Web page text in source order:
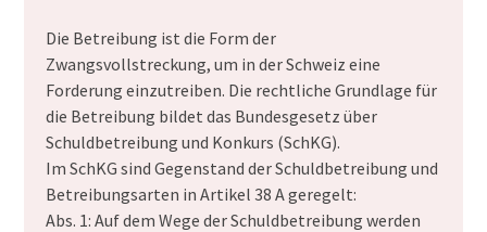
Die Betreibung ist die Form der
Zwangsvollstreckung, um in der Schweiz eine
Forderung einzutreiben. Die rechtliche Grundlage für
die Betreibung bildet das Bundesgesetz über
Schuldbetreibung und Konkurs (SchKG).
Im SchKG sind Gegenstand der Schuldbetreibung und
Betreibungsarten in Artikel 38 A geregelt:
Abs. 1: Auf dem Wege der Schuldbetreibung werden